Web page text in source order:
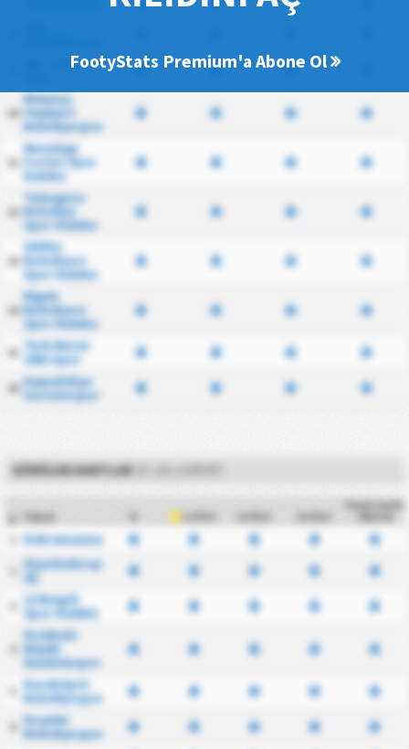
FootyStats Premium'a Abone Ol
Ağrı 1970
10
Malatya
Yeşilyurt
Belediyespor
11
Mazidagi
Fosfat Spor
Kulubu
Talasgucu
Belediye
Spor Kulubu
13
Silifke
Belediyesi
Spor Kulubu
14
Nigde
Belediyesi
Spor Kulubu
15
Turk Metal
1963 Spor
16 Kapadokya
Goremespor
GÖRÜLEN KARTLAR(3. LIG 2.GRUP)
Takım
Team Cards
Kahramanmaraşspor
Diyarbekirspor
12 Bingöl
Spor Kulübü
Kırıkkale
Büyük
Anadoluspor
Karaköprü
Belediyespor
Kırşehir
Belediyespor